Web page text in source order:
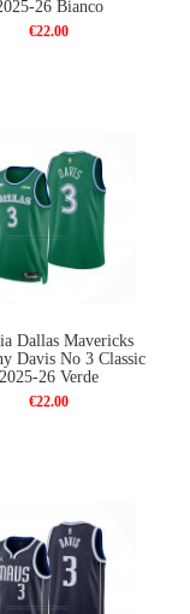
26 Bianco
€22.00
Dallas Mavericks
Davis No 3 Classic
2025-26 Verde
€22.00